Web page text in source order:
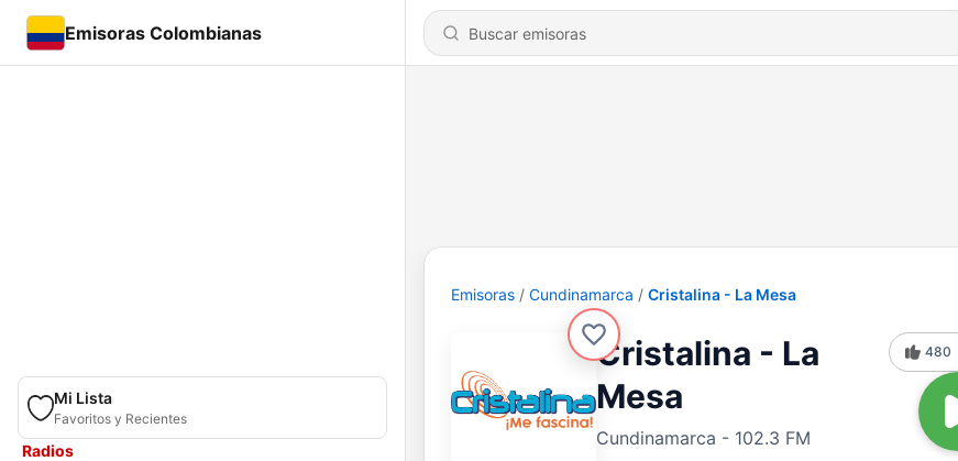
Emisoras Colombianas
Mi Lista
Favoritos y Recientes
Radios
Emisoras Cundinamarca Cristalina - La Mesa
Cristalina - La
Mesa
Cundinamarca - 102.3 FM
480